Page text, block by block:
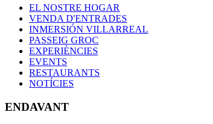
EL NOSTRE HOGAR
VENDA D'ENTRADES
INMERSIÓN VILLARREAL
PASSEIG GROC
EXPERIÈNCIES
EVENTS
RESTAURANTS
NOTÍCIES
ENDAVANT